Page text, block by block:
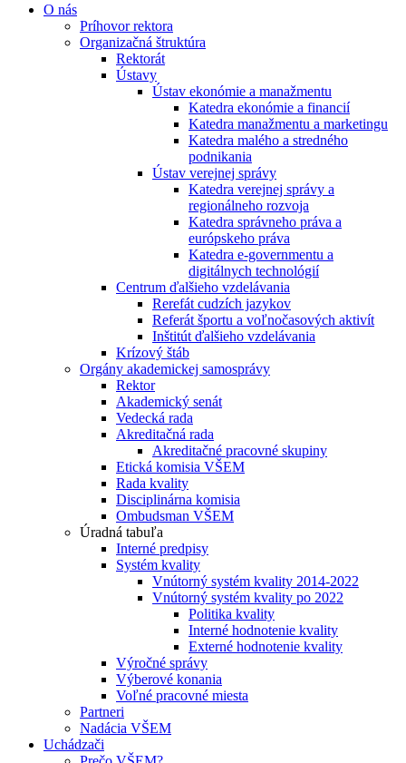
O nás
Príhovor rektora
Organizačná štruktúra
Rektorát
Ústavy
Ústav ekonómie a manažmentu
Katedra ekonómie a financií
Katedra manažmentu a marketingu
Katedra malého a stredného
podnikania
Ústav verejnej správy
Katedra verejnej správy a
regionálneho rozvoja
Katedra správneho práva a
európskeho práva
Katedra e-governmentu a
digitálnych technológií
Centrum ďalšieho vzdelávania
Rerefát cudzích jazykov
Referát športu a voľnočasových aktivít
Inštitút ďalšieho vzdelávania
Krízový štáb
Orgány akademickej samosprávy
Rektor
Akademický senát
Vedecká rada
Akreditačná rada
Akreditačné pracovné skupiny
Etická komisia VŠEM
Rada kvality
Disciplinárna komisia
Ombudsman VŠEM
Úradná tabuľa
Interné predpisy
Systém kvality
Vnútorný systém kvality 2014-2022
Vnútorný systém kvality po 2022
Politika kvality
Interné hodnotenie kvality
Externé hodnotenie kvality
Výročné správy
Výberové konania
Voľné pracovné miesta
Partneri
Nadácia VŠEM
Uchádzači